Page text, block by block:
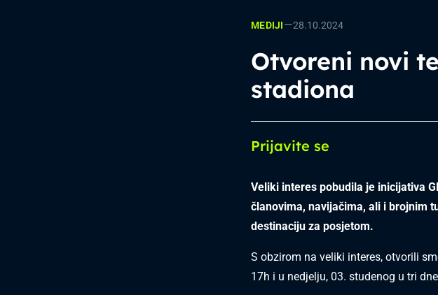
MEDIJI—28.10.2024
Otvoreni novi
stadiona
Prijavite se
Veliki interes pobudila je inicijativa
članovima, navijačima, ali i brojnim
destinaciju za posjetom.
S obzirom na veliki interes, otvorili
17h i u nedjelju, 03. studenog u tri